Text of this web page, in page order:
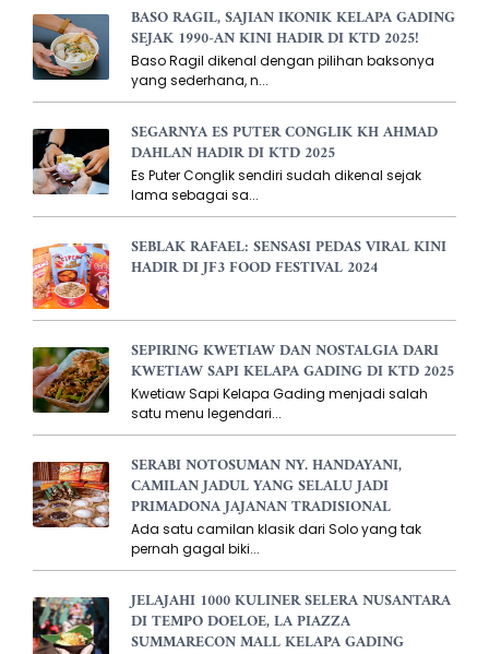
BASO RAGIL, SAJIAN IKONIK KELAPA GADING
SEJAK 1990-AN KINI HADIR DI KTD 2025!
Baso Ragil dikenal dengan pilihan baksonya
yang sederhana, n...
SEGARNYA ES PUTER CONGLIK KH AHMAD
DAHLAN HADIR DI KTD 2025
Es Puter Conglik sendiri sudah dikenal sejak
lama sebagai sa...
SEBLAK RAFAEL: SENSASI PEDAS VIRAL KINI
HADIR DI JF3 FOOD FESTIVAL 2024
SEPIRING KWETIAW DAN NOSTALGIA DARI
KWETIAW SAPI KELAPA GADING DI KTD 2025
Kwetiaw Sapi Kelapa Gading menjadi salah
satu menu legendari...
SERABI NOTOSUMAN NY. HANDAYANI,
CAMILAN JADUL YANG SELALU JADI
PRIMADONA JAJANAN TRADISIONAL
Ada satu camilan klasik dari Solo yang tak
pernah gagal biki...
JELAJAHI 1000 KULINER SELERA NUSANTARA
DI TEMPO DOELOE, LA PIAZZA
SUMMARECON MALL KELAPA GADING